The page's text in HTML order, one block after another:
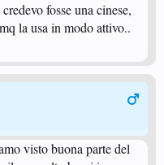
fosse una cinese,
la usa in modo attivo..
visto buona parte del